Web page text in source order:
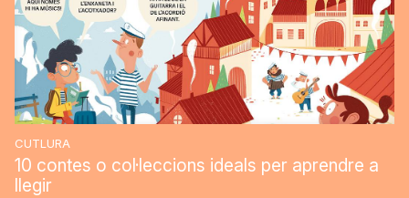
CUTLURA
10 contes o col·leccions ideals per aprendre a
llegir